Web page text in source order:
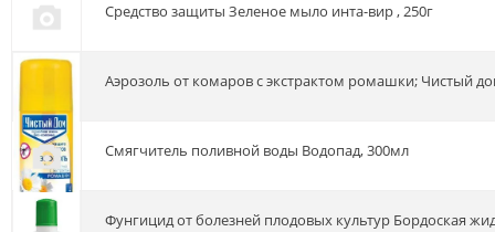
Средство защиты Зеленое мыло инта-вир , 250г
Аэрозоль от комаров с экстрактом ромашки; Чистый
Смягчитель поливной воды Водопад, 300мл
Фунгицид от болезней плодовых культур Бордоская